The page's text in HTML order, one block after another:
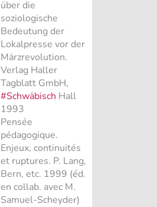
über die
soziologische
Bedeutung der
Lokalpresse vor der
Märzrevolution.
Verlag Haller
Tagblatt GmbH,
#Schwäbisch Hall
1993
Pensée
pédagogique.
Enjeux, continuités
et ruptures. P. Lang,
Bern, etc. 1999 (éd.
en collab. avec M.
Samuel-Scheyder)